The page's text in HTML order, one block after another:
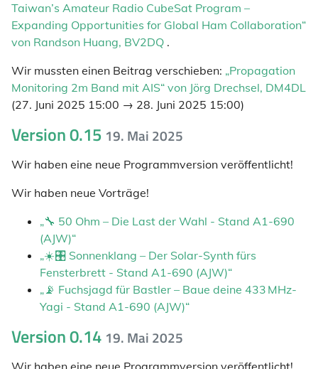
Taiwan’s Amateur Radio CubeSat Program –
Expanding Opportunities for Global Ham Collaboration“
von Randson Huang, BV2DQ .
Wir mussten einen Beitrag verschieben: „Propagation
Monitoring 2m Band mit AIS“ von Jörg Drechsel, DM4DL
(27. Juni 2025 15:00 → 28. Juni 2025 15:00)
Version 0.15 19. Mai 2025
Wir haben eine neue Programmversion veröffentlicht!
Wir haben neue Vorträge!
„🔧 50 Ohm – Die Last der Wahl - Stand A1-690
(AJW)“
„☀️🎛 Sonnenklang – Der Solar-Synth fürs
Fensterbrett - Stand A1-690 (AJW)“
„📡 Fuchsjagd für Bastler – Baue deine 433 MHz-
Yagi - Stand A1-690 (AJW)“
Version 0.14 19. Mai 2025
Wir haben eine neue Programmversion veröffentlicht!